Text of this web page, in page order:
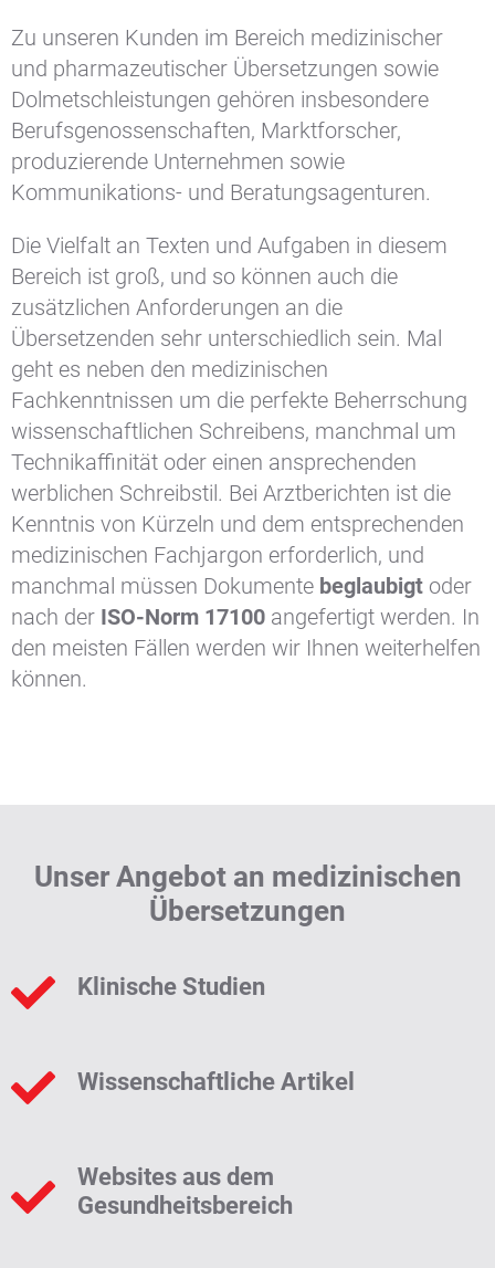
Zu unseren Kunden im Bereich medizinischer
und pharmazeutischer Übersetzungen sowie
Dolmetschleistungen gehören insbesondere
Berufsgenossenschaften, Marktforscher,
produzierende Unternehmen sowie
Kommunikations- und Beratungsagenturen.
Die Vielfalt an Texten und Aufgaben in diesem
Bereich ist groß, und so können auch die
zusätzlichen Anforderungen an die
Übersetzenden sehr unterschiedlich sein. Mal
geht es neben den medizinischen
Fachkenntnissen um die perfekte Beherrschung
wissenschaftlichen Schreibens, manchmal um
Technikaffinität oder einen ansprechenden
werblichen Schreibstil. Bei Arztberichten ist die
Kenntnis von Kürzeln und dem entsprechenden
medizinischen Fachjargon erforderlich, und
manchmal müssen Dokumente beglaubigt oder
nach der ISO-Norm 17100 angefertigt werden. In
den meisten Fällen werden wir Ihnen weiterhelfen
können.
Unser Angebot an medizinischen
Übersetzungen
Klinische Studien
Wissenschaftliche Artikel
Websites aus dem
Gesundheitsbereich